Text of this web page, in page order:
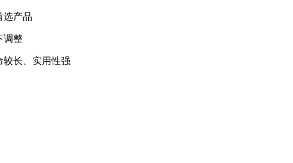
产品
调整
长、实用性强